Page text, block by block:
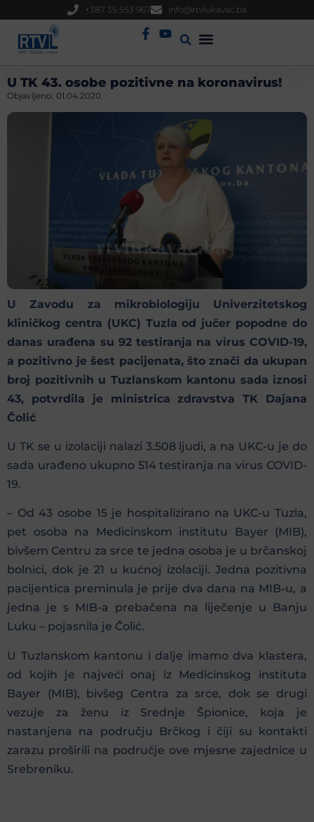
+387 35 553 967 info@rtvlukavac.ba
U TK 43. osobe pozitivne na koronavirus!
Objavljeno: 01.04.2020.
U Zavodu za mikrobiologiju Univerzitetskog
kliničkog centra (UKC) Tuzla od jučer popodne do
danas urađena su 92 testiranja na virus COVID-19,
a pozitivno je šest pacijenata, što znači da ukupan
broj pozitivnih u Tuzlanskom kantonu sada iznosi
43, potvrdila je ministrica zdravstva TK Dajana
Čolić
U TK se u izolaciji nalazi 3.508 ljudi, a na UKC-u je do
sada urađeno ukupno 514 testiranja na virus COVID-
19.
– Od 43 osobe 15 je hospitalizirano na UKC-u Tuzla,
pet osoba na Medicinskom institutu Bayer (MIB),
bivšem Centru za srce te jedna osoba je u brčanskoj
bolnici, dok je 21 u kućnoj izolaciji. Jedna pozitivna
pacijentica preminula je prije dva dana na MIB-u, a
jedna je s MIB-a prebačena na liječenje u Banju
Luku – pojasnila je Čolić.
U Tuzlanskom kantonu i dalje imamo dva klastera,
od kojih je najveći onaj iz Medicinskog instituta
Bayer (MIB), bivšeg Centra za srce, dok se drugi
vezuje za ženu iz Srednje Špionice, koja je
nastanjena na području Brčkog i čiji su kontakti
zarazu proširili na područje ove mjesne zajednice u
Srebreniku.